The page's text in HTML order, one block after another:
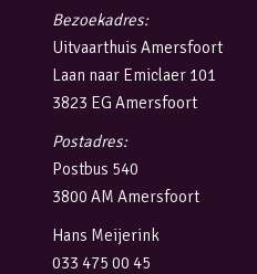
Bezoekadres:
Uitvaarthuis Amersfoort
Laan naar Emiclaer 101
3823 EG Amersfoort
Postadres:
Postbus 540
3800 AM Amersfoort
Hans Meijerink
033 475 00 45